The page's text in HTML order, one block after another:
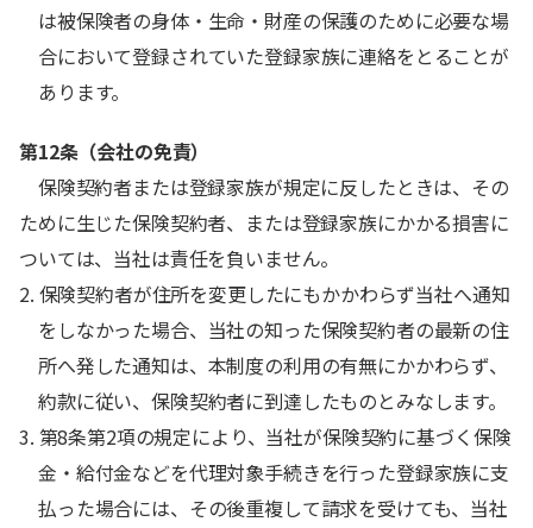
は被保険者の身体・生命・財産の保護のために必要な場
合において登録されていた登録家族に連絡をとることが
あります。
第12条（会社の免責）
保険契約者または登録家族が規定に反したときは、その
ために生じた保険契約者、または登録家族にかかる損害に
ついては、当社は責任を負いません。
2. 保険契約者が住所を変更したにもかかわらず当社へ通知
をしなかった場合、当社の知った保険契約者の最新の住
所へ発した通知は、本制度の利用の有無にかかわらず、
約款に従い、保険契約者に到達したものとみなします。
3. 第8条第2項の規定により、当社が保険契約に基づく保険
金・給付金などを代理対象手続きを行った登録家族に支
払った場合には、その後重複して請求を受けても、当社